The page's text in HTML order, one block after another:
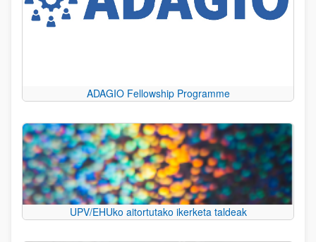
ADAGIO Fellowship Programme
UPV/EHUko aitortutako ikerketa taldeak